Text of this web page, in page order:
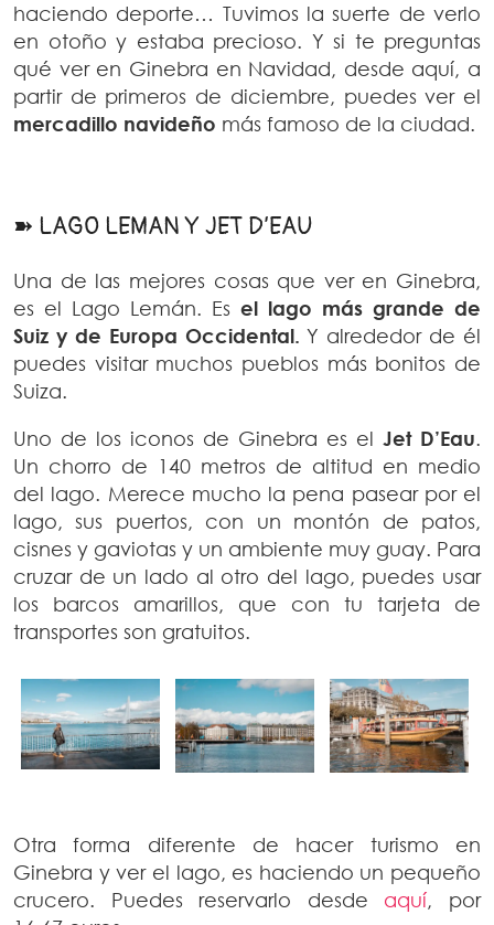
haciendo deporte… Tuvimos la suerte de verlo
en otoño y estaba precioso. Y si te preguntas
qué ver en Ginebra en Navidad, desde aquí, a
partir de primeros de diciembre, puedes ver el
mercadillo navideño más famoso de la ciudad.
➽ LAGO LEMAN Y JET D’EAU
Una de las mejores cosas que ver en Ginebra,
es el Lago Lemán. Es el lago más grande de
Suiz y de Europa Occidental. Y alrededor de él
puedes visitar muchos pueblos más bonitos de
Suiza.
Uno de los iconos de Ginebra es el Jet D’Eau.
Un chorro de 140 metros de altitud en medio
del lago. Merece mucho la pena pasear por el
lago, sus puertos, con un montón de patos,
cisnes y gaviotas y un ambiente muy guay. Para
cruzar de un lado al otro del lago, puedes usar
los barcos amarillos, que con tu tarjeta de
transportes son gratuitos.
Otra forma diferente de hacer turismo en
Ginebra y ver el lago, es haciendo un pequeño
crucero. Puedes reservarlo desde aquí, por